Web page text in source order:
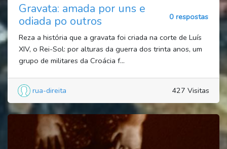
Gravata: amada por uns e
odiada po outros
0 respostas
Reza a história que a gravata foi criada na corte de Luís
XIV, o Rei-Sol: por alturas da guerra dos trinta anos, um
grupo de militares da Croácia f...
rua-direita 427 Visitas